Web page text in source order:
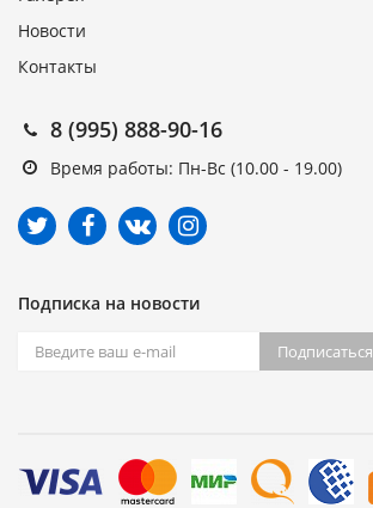
Новости
Контакты
8 (995) 888-90-16
Время работы: Пн-Вс (10.00 - 19.00)
Подписка на новости
Подписаться